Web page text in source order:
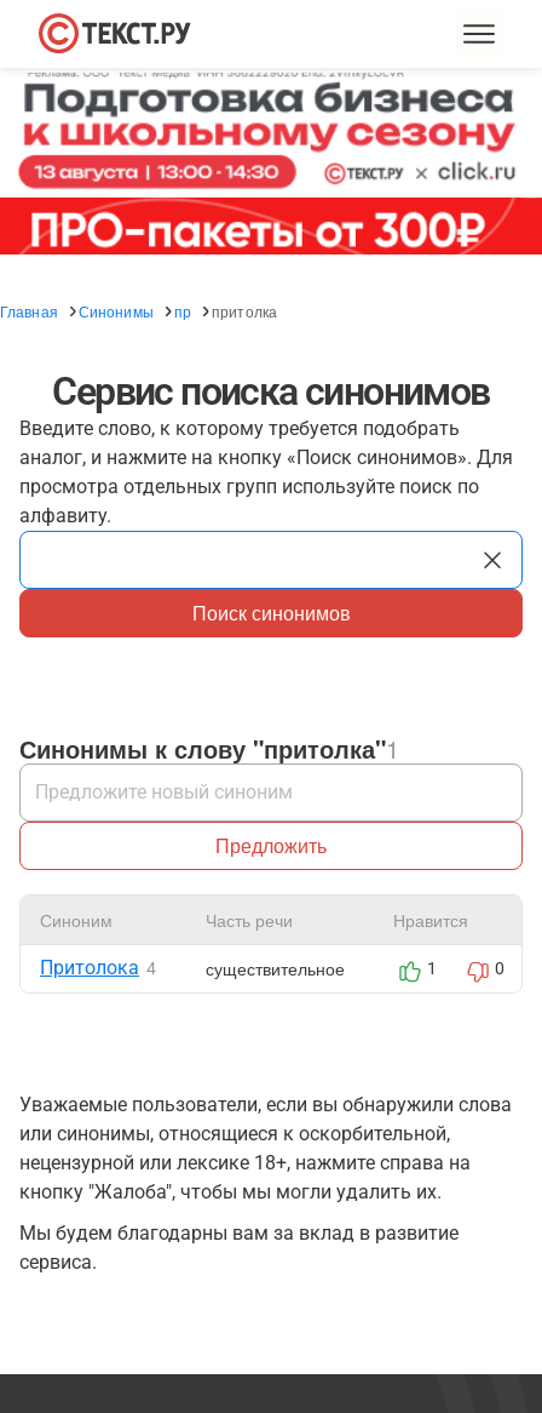
Главная Синонимы пр притолка
Сервис поиска синонимов
Введите слово, к которому требуется подобрать
аналог, и нажмите на кнопку «Поиск синонимов». Для
просмотра отдельных групп используйте поиск по
алфавиту.
Поиск синонимов
Синонимы к слову "притолка"1
Предложить
Синоним Часть речи Нравится
Притолока 4 существительное 1 0
Уважаемые пользователи, если вы обнаружили слова
или синонимы, относящиеся к оскорбительной,
нецензурной или лексике 18+, нажмите справа на
кнопку "Жалоба", чтобы мы могли удалить их.
Мы будем благодарны вам за вклад в развитие
сервиса.